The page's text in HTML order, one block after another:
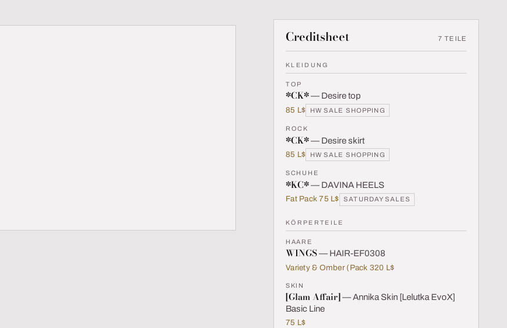
Creditsheet 7 TEILE
KLEIDUNG
TOP
*CK*— Desire top
85 L$ HW SALE SHOPPING
ROCK
*CK*— Desire skirt
85 L$ HW SALE SHOPPING
SCHUHE
*KC*— DAVINA HEELS
Fat Pack 75 L$ SATURDAY SALES
KÖRPERTEILE
HAARE
WINGS— HAIR-EF0308
Variety & Omber (Pack 320 L$
SKIN
[Glam Affair]— Annika Skin [Lelutka EvoX]
Basic Line
75 L$